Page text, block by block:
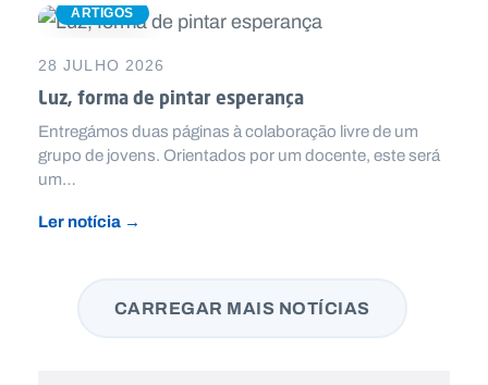
ARTIGOS
28 JULHO 2026
Luz, forma de pintar esperança
Entregámos duas páginas à colaboração livre de um
grupo de jovens. Orientados por um docente, este será
um…
Ler notícia →
CARREGAR MAIS NOTÍCIAS